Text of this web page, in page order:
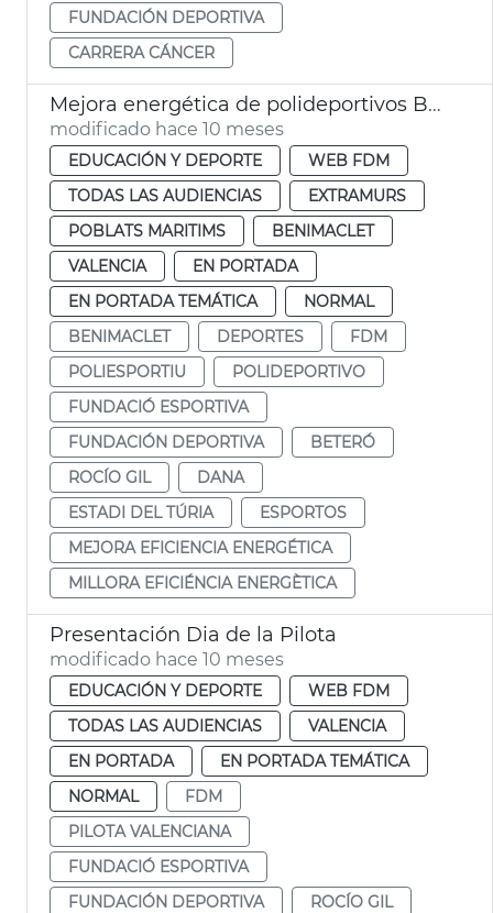
FUNDACIÓN DEPORTIVA
CARRERA CÁNCER
Mejora energética de polideportivos Beteró, Estadi del Turia y Benimaclet
modificado hace 10 meses
EDUCACIÓN Y DEPORTE
WEB FDM
TODAS LAS AUDIENCIAS
EXTRAMURS
POBLATS MARITIMS
BENIMACLET
VALENCIA
EN PORTADA
EN PORTADA TEMÁTICA
NORMAL
BENIMACLET
DEPORTES
FDM
POLIESPORTIU
POLIDEPORTIVO
FUNDACIÓ ESPORTIVA
FUNDACIÓN DEPORTIVA
BETERÓ
ROCÍO GIL
DANA
ESTADI DEL TÚRIA
ESPORTOS
MEJORA EFICIENCIA ENERGÉTICA
MILLORA EFICIÉNCIA ENERGÈTICA
Presentación Dia de la Pilota
modificado hace 10 meses
EDUCACIÓN Y DEPORTE
WEB FDM
TODAS LAS AUDIENCIAS
VALENCIA
EN PORTADA
EN PORTADA TEMÁTICA
NORMAL
FDM
PILOTA VALENCIANA
FUNDACIÓ ESPORTIVA
FUNDACIÓN DEPORTIVA
ROCÍO GIL